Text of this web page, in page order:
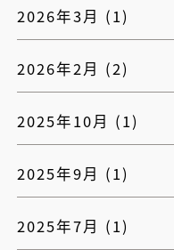
2026年3月 (1)
2026年2月 (2)
2025年10月 (1)
2025年9月 (1)
2025年7月 (1)